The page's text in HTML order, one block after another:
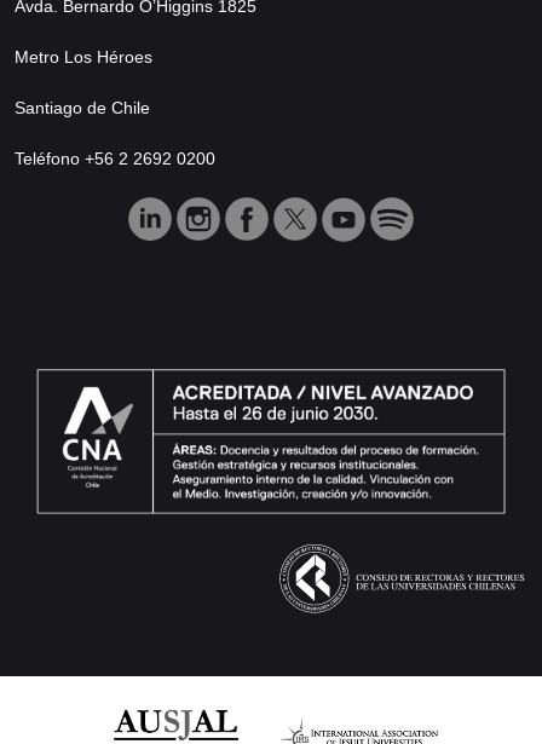
Avda. Bernardo O’Higgins 1825
Metro Los Héroes
Santiago de Chile
Teléfono +56 2 2692 0200